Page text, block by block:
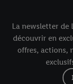
La newsletter de
découvrir en
offres, actions,